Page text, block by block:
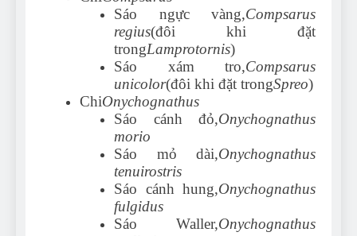
Sáo ngực vàng,Compsarus
regius(đôi khi đặt
trongLamprotornis)
Sáo xám tro,Compsarus
unicolor(đôi khi đặt trongSpreo)
ChiOnychognathus
Sáo cánh đỏ,Onychognathus
morio
Sáo mỏ dài,Onychognathus
tenuirostris
Sáo cánh hung,Onychognathus
fulgidus
Sáo Waller,Onychognathus